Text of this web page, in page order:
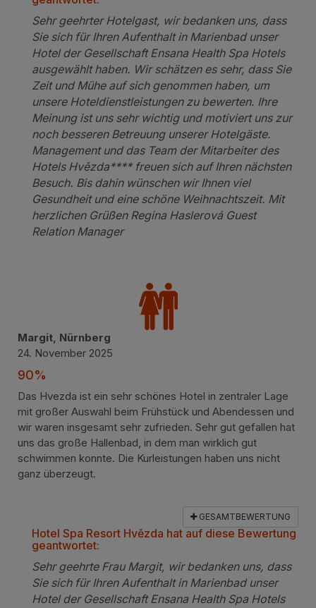
Sehr geehrter Hotelgast, wir bedanken uns, dass
Sie sich für Ihren Aufenthalt in Marienbad unser
Hotel der Gesellschaft Ensana Health Spa Hotels
ausgewählt haben. Wir schätzen es sehr, dass Sie
Zeit und Mühe auf sich genommen haben, um
unsere Hoteldienstleistungen zu bewerten. Ihre
Meinung ist uns sehr wichtig und motiviert uns zur
noch besseren Betreuung unserer Hotelgäste.
Management und das Team der Mitarbeiter des
Hotels Hvězda**** freuen sich auf Ihren nächsten
Besuch. Bis dahin wünschen wir Ihnen viel
Gesundheit und eine schöne Weihnachtszeit. Mit
herzlichen Grüßen Regina Haslerová Guest
Relation Manager
Margit, Nürnberg
24. November 2025
90%
Das Hvezda ist ein sehr schönes Hotel in zentraler Lage
mit großer Auswahl beim Frühstück und Abendessen und
wir waren insgesamt sehr zufrieden. Sehr gut gefallen hat
uns das große Hallenbad, in dem man wirklich gut
schwimmen konnte. Die Kurleistungen haben uns nicht
ganz überzeugt.
GESAMTBEWERTUNG
Hotel Spa Resort Hvězda hat auf diese Bewertung
geantwortet:
Sehr geehrte Frau Margit, wir bedanken uns, dass
Sie sich für Ihren Aufenthalt in Marienbad unser
Hotel der Gesellschaft Ensana Health Spa Hotels